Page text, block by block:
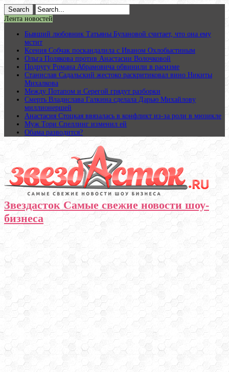
Лента новостей
Бывший любовник Татьяны Булановой считает, что она ему
мстит
Ксения Собчак поскандалила с Иваном Охлобыстиным
Ольга Полякова против Анастасии Волочковой
Подругу Романа Абрамовича обвинили в расизме
Станислав Садальский жестоко раскритиковал вино Никиты
Михалкова
Между Потапом и Серегой грядут разборки
Смерть Владислава Галкина сделала Дарью Михайлову
миллионершей
Анастасия Стоцкая ввязалась в конфликт из-за роли в мюзикле
Муж Тори Спеллинг изменил ей
Обама разводится?
Звездасток Самые свежие новости шоу-
бизнеса